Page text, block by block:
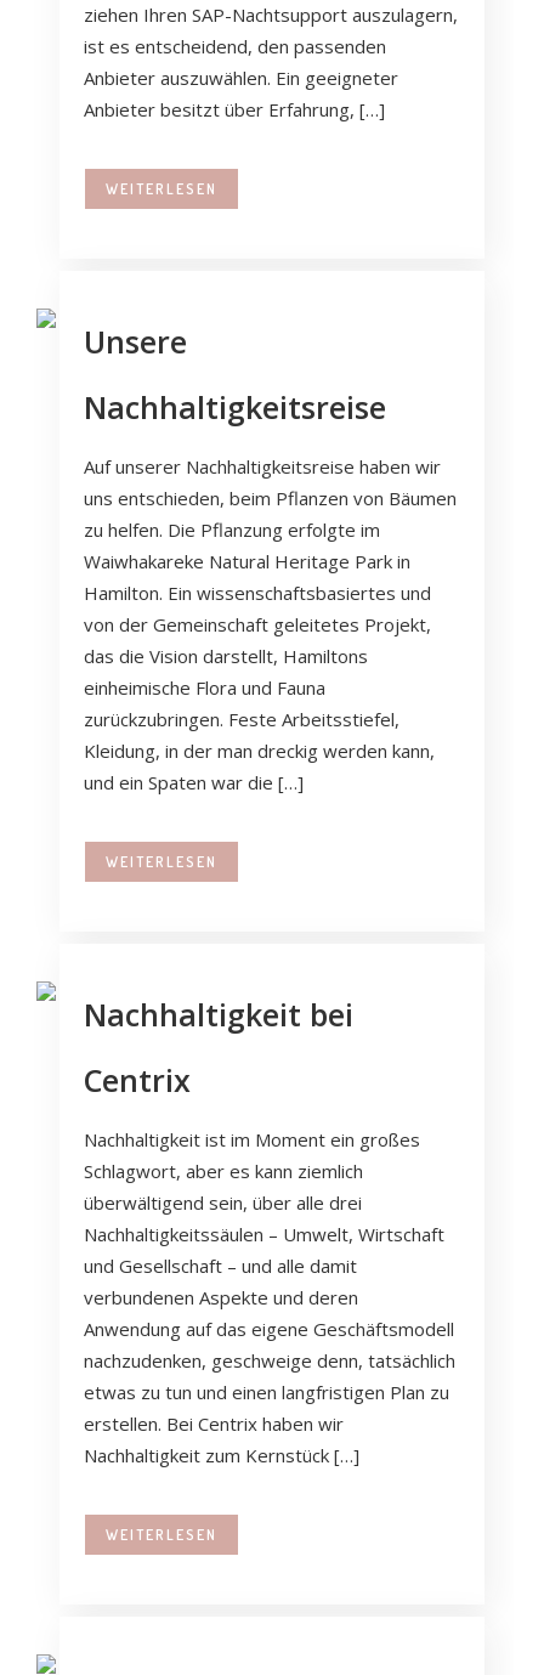
ziehen Ihren SAP-Nachtsupport auszulagern,
ist es entscheidend, den passenden
Anbieter auszuwählen. Ein geeigneter
Anbieter besitzt über Erfahrung, […]
WEITERLESEN
Unsere
Nachhaltigkeitsreise
Auf unserer Nachhaltigkeitsreise haben wir
uns entschieden, beim Pflanzen von Bäumen
zu helfen. Die Pflanzung erfolgte im
Waiwhakareke Natural Heritage Park in
Hamilton. Ein wissenschaftsbasiertes und
von der Gemeinschaft geleitetes Projekt,
das die Vision darstellt, Hamiltons
einheimische Flora und Fauna
zurückzubringen. Feste Arbeitsstiefel,
Kleidung, in der man dreckig werden kann,
und ein Spaten war die […]
WEITERLESEN
Nachhaltigkeit bei
Centrix
Nachhaltigkeit ist im Moment ein großes
Schlagwort, aber es kann ziemlich
überwältigend sein, über alle drei
Nachhaltigkeitssäulen – Umwelt, Wirtschaft
und Gesellschaft – und alle damit
verbundenen Aspekte und deren
Anwendung auf das eigene Geschäftsmodell
nachzudenken, geschweige denn, tatsächlich
etwas zu tun und einen langfristigen Plan zu
erstellen. Bei Centrix haben wir
Nachhaltigkeit zum Kernstück […]
WEITERLESEN